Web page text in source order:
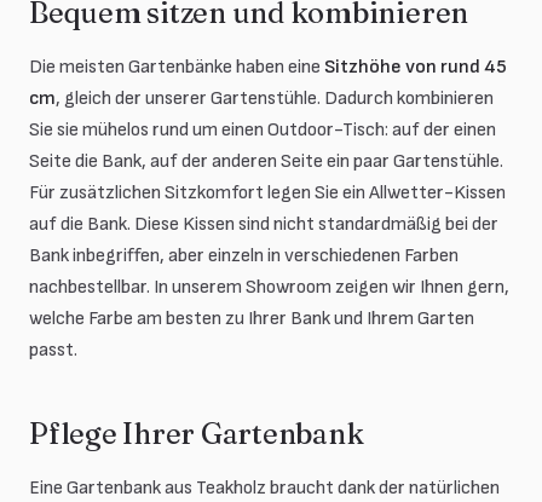
Bequem sitzen und kombinieren
Die meisten Gartenbänke haben eine Sitzhöhe von rund 45
cm, gleich der unserer Gartenstühle. Dadurch kombinieren
Sie sie mühelos rund um einen Outdoor-Tisch: auf der einen
Seite die Bank, auf der anderen Seite ein paar Gartenstühle.
Für zusätzlichen Sitzkomfort legen Sie ein Allwetter-Kissen
auf die Bank. Diese Kissen sind nicht standardmäßig bei der
Bank inbegriffen, aber einzeln in verschiedenen Farben
nachbestellbar. In unserem Showroom zeigen wir Ihnen gern,
welche Farbe am besten zu Ihrer Bank und Ihrem Garten
passt.
Pflege Ihrer Gartenbank
Eine Gartenbank aus Teakholz braucht dank der natürlichen